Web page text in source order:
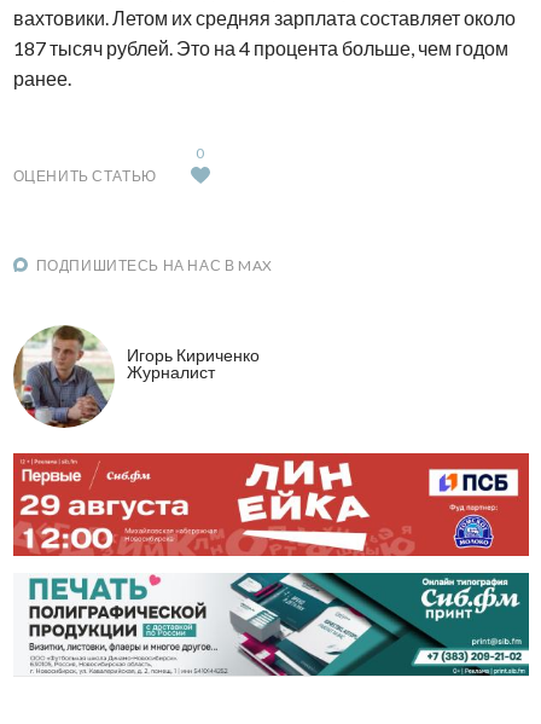
вахтовики. Летом их средняя зарплата составляет около
187 тысяч рублей. Это на 4 процента больше, чем годом
ранее.
ОЦЕНИТЬ СТАТЬЮ
0
ПОДПИШИТЕСЬ НА НАС В MAX
Игорь Кириченко
Журналист